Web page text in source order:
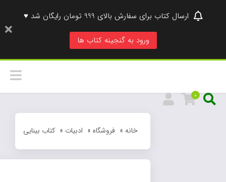
ارسال کتاب برای سفارش بالای 999 تومان رایگان شد ♥
ورود به گنجینه کتاب ها
فروشگاه » ادبیات» کتاب بینایی